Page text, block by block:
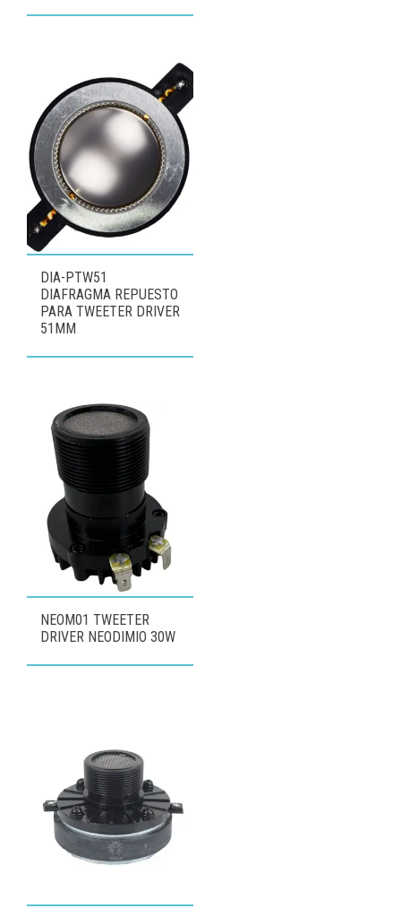
DIA-PTW51
DIAFRAGMA REPUESTO
PARA TWEETER DRIVER
51MM
NEOM01 TWEETER
DRIVER NEODIMIO 30W